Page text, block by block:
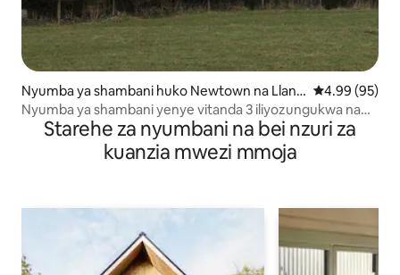
Nyumba ya shambani huko Newtown na Llanll
wchaiarn
Ukadiriaji wa
4.99 (95)
Nyumba ya shambani yenye vitanda 3 iliyozungukwa na
mashamba
Starehe za nyumbani na bei nzuri za
kuanzia mwezi mmoja